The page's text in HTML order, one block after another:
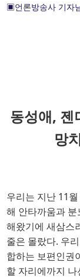
▣언론방송사 기자
동성애, 젠
망
우리는 지난 11월
해 안타까움과
해왔기에 새삼스
줄은 몰랐다. 우
합하는 보편인권
할 자리에까지